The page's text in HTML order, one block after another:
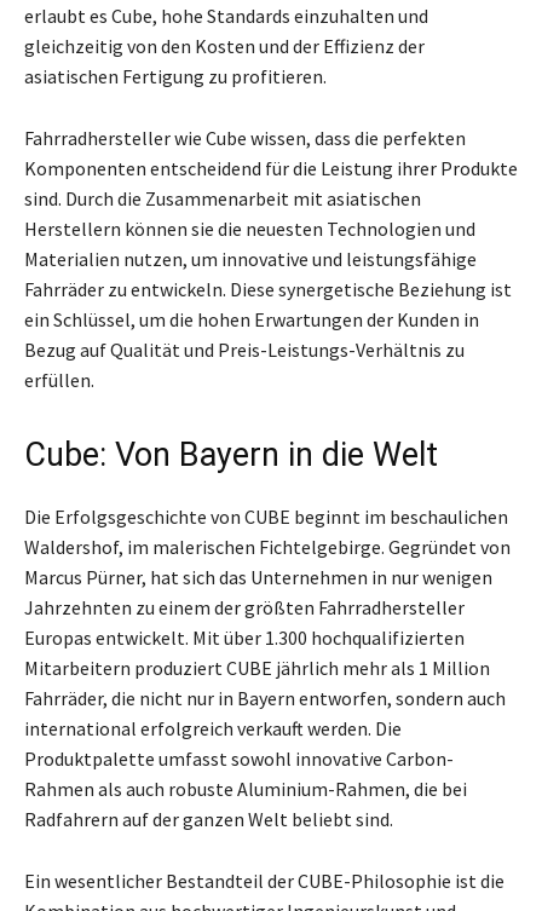
erlaubt es Cube, hohe Standards einzuhalten und
gleichzeitig von den Kosten und der Effizienz der
asiatischen Fertigung zu profitieren.
Fahrradhersteller wie Cube wissen, dass die perfekten
Komponenten entscheidend für die Leistung ihrer Produkte
sind. Durch die Zusammenarbeit mit asiatischen
Herstellern können sie die neuesten Technologien und
Materialien nutzen, um innovative und leistungsfähige
Fahrräder zu entwickeln. Diese synergetische Beziehung ist
ein Schlüssel, um die hohen Erwartungen der Kunden in
Bezug auf Qualität und Preis-Leistungs-Verhältnis zu
erfüllen.
Cube: Von Bayern in die Welt
Die Erfolgsgeschichte von CUBE beginnt im beschaulichen
Waldershof, im malerischen Fichtelgebirge. Gegründet von
Marcus Pürner, hat sich das Unternehmen in nur wenigen
Jahrzehnten zu einem der größten Fahrradhersteller
Europas entwickelt. Mit über 1.300 hochqualifizierten
Mitarbeitern produziert CUBE jährlich mehr als 1 Million
Fahrräder, die nicht nur in Bayern entworfen, sondern auch
international erfolgreich verkauft werden. Die
Produktpalette umfasst sowohl innovative Carbon-
Rahmen als auch robuste Aluminium-Rahmen, die bei
Radfahrern auf der ganzen Welt beliebt sind.
Ein wesentlicher Bestandteil der CUBE-Philosophie ist die